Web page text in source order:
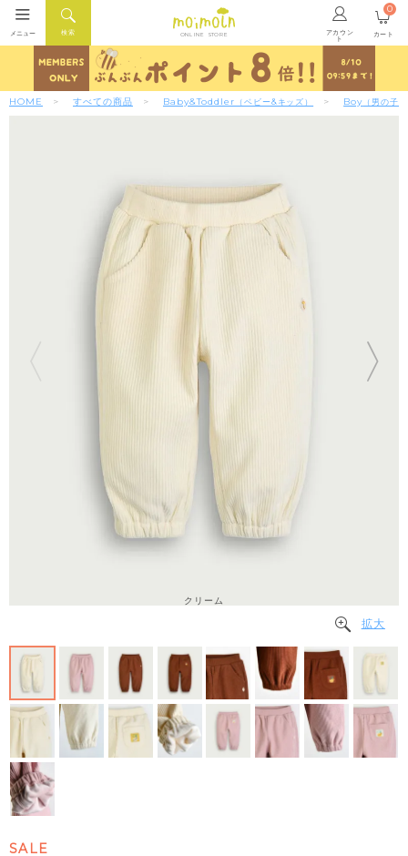
ONLINE STORE アカウン
ト
検索
メニュー カート
0
HOME すべての商品 Baby&Toddler （ベビー&キッズ） Boy （男の子）
クリーム
拡大
SALE